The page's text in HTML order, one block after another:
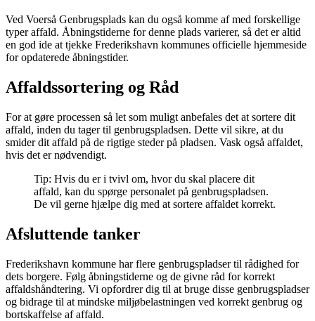
Ved Voerså Genbrugsplads kan du også komme af med forskellige
typer affald. Åbningstiderne for denne plads varierer, så det er altid
en god ide at tjekke Frederikshavn kommunes officielle hjemmeside
for opdaterede åbningstider.
Affaldssortering og Råd
For at gøre processen så let som muligt anbefales det at sortere dit
affald, inden du tager til genbrugspladsen. Dette vil sikre, at du
smider dit affald på de rigtige steder på pladsen. Vask også affaldet,
hvis det er nødvendigt.
Tip: Hvis du er i tvivl om, hvor du skal placere dit
affald, kan du spørge personalet på genbrugspladsen.
De vil gerne hjælpe dig med at sortere affaldet korrekt.
Afsluttende tanker
Frederikshavn kommune har flere genbrugspladser til rådighed for
dets borgere. Følg åbningstiderne og de givne råd for korrekt
affaldshåndtering. Vi opfordrer dig til at bruge disse genbrugspladser
og bidrage til at mindske miljøbelastningen ved korrekt genbrug og
bortskaffelse af affald.